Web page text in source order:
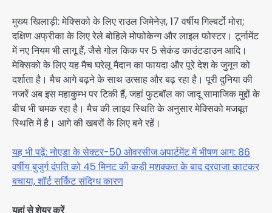
मुख्य खिलाड़ी: मेक्सिको के लिए राउल जिमेनेज़, 17 वर्षीय गिल्बर्टो मोरा;
दक्षिण अफ्रीका के लिए रेले बोहिले मोफोकेन्ग और लाइल फोस्टर। टूर्नामेंट
में नए नियम भी लागू हैं, जैसे गोल किक पर 5 सेकंड काउंटडाउन आदि।
मेक्सिको के लिए यह मैच घरेलू मैदान का फायदा और पूरे देश के जुनून को
दर्शाता है। मैच आगे बढ़ने के साथ उत्साह और बढ़ रहा है। पूरी दुनिया की
नजरें अब इस महाकुम्भ पर टिकी हैं, जहां फुटबॉल का जादू सामाजिक मुद्दों के
बीच भी चमक रहा है। मैच की लाइव स्थिति के अनुसार मेक्सिको मजबूत
स्थिति में है। आगे की खबरों के लिए बने रहें।
यह भी पढ़ें: नोएडा के सेक्टर-50 ओवरसीज अपार्टमेंट में भीषण आग: 86
वर्षीय बुजुर्ग दंपति को 45 मिनट की कड़ी मशक्कत के बाद दरवाजा काटकर
बचाया, शॉर्ट सर्किट संदिग्ध कारण